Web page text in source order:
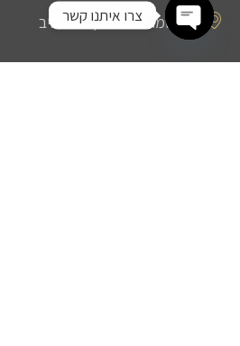
החשמונאים 107, תל אביב
תחומי עיסוק
צרו איתנו קשר